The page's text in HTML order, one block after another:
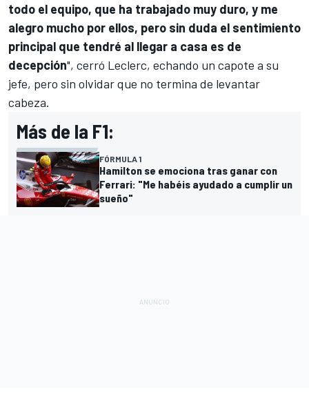
todo el equipo, que ha trabajado muy duro, y me
alegro mucho por ellos, pero sin duda el sentimiento
principal que tendré al llegar a casa es de
decepción", cerró Leclerc, echando un capote a su
jefe, pero sin olvidar que no termina de levantar
cabeza.
Más de la F1:
FÓRMULA 1
Hamilton se emociona tras ganar con
Ferrari: "Me habéis ayudado a cumplir un
sueño"